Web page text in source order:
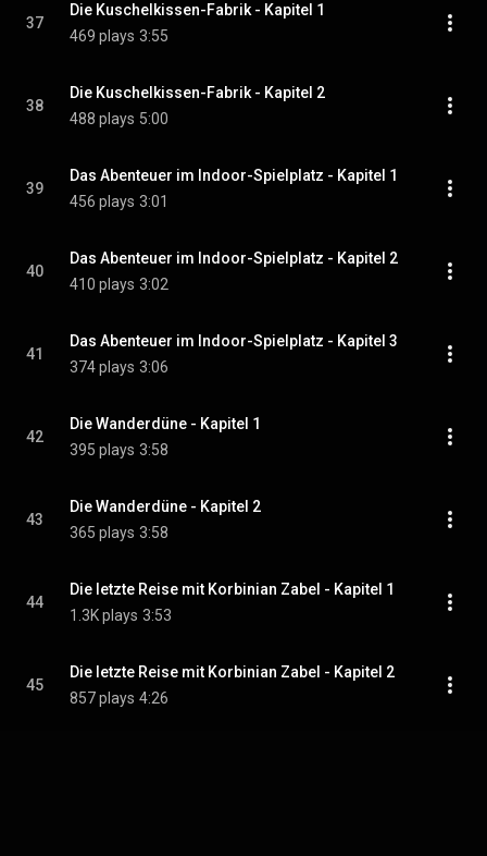
37
Die Kuschelkissen-Fabrik - Kapitel 1
469 plays 3:55
38
Die Kuschelkissen-Fabrik - Kapitel 2
488 plays 5:00
39
Das Abenteuer im Indoor-Spielplatz - Kapitel 1
456 plays 3:01
40
Das Abenteuer im Indoor-Spielplatz - Kapitel 2
410 plays 3:02
41
Das Abenteuer im Indoor-Spielplatz - Kapitel 3
374 plays 3:06
42
Die Wanderdüne - Kapitel 1
395 plays 3:58
43
Die Wanderdüne - Kapitel 2
365 plays 3:58
44
Die letzte Reise mit Korbinian Zabel - Kapitel 1
1.3K plays 3:53
45
Die letzte Reise mit Korbinian Zabel - Kapitel 2
857 plays 4:26